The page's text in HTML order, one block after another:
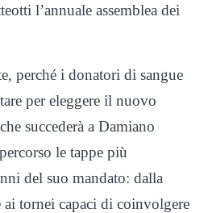
l’annuale assemblea dei
perché i donatori di sangue
per eleggere il nuovo
succederà a Damiano
le tappe più
del suo mandato: dalla
tornei capaci di coinvolgere